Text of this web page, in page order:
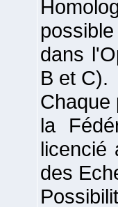
dans
B et C).
Chaque
la
licencié
des